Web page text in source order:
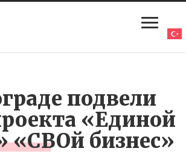
подвели
«Единой
«СВОй бизнес»